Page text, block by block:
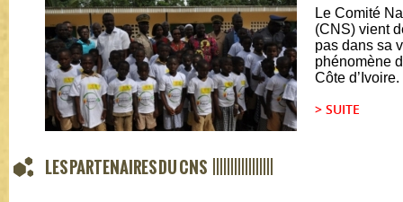
Le Comité
(CNS) vient
pas dans sa
phénomène
Côte
> SUITE
LES PARTENAIRES DU CNS |||||||||||||||||